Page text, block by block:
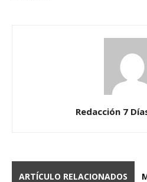
Redacción 7
ARTÍCULO RELACIONADOS